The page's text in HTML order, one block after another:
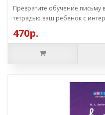
Превратите обучение письму
тетрадью ваш ребенок с
470р.